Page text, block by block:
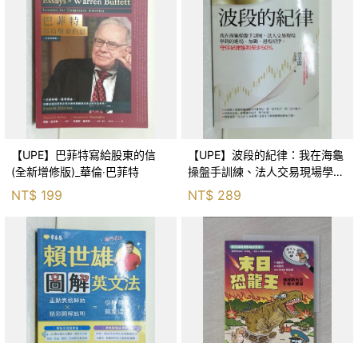
【UPE】巴菲特寫給股東的信
(全新增修版)_華倫‧巴菲特
NT$ 199
【UPE】波段的紀律：我在海龜
操盤手訓練、法人交易現場學到
的進場、加碼、退場紀律，守住
紀律獲利至少50％_雷老闆
NT$ 289